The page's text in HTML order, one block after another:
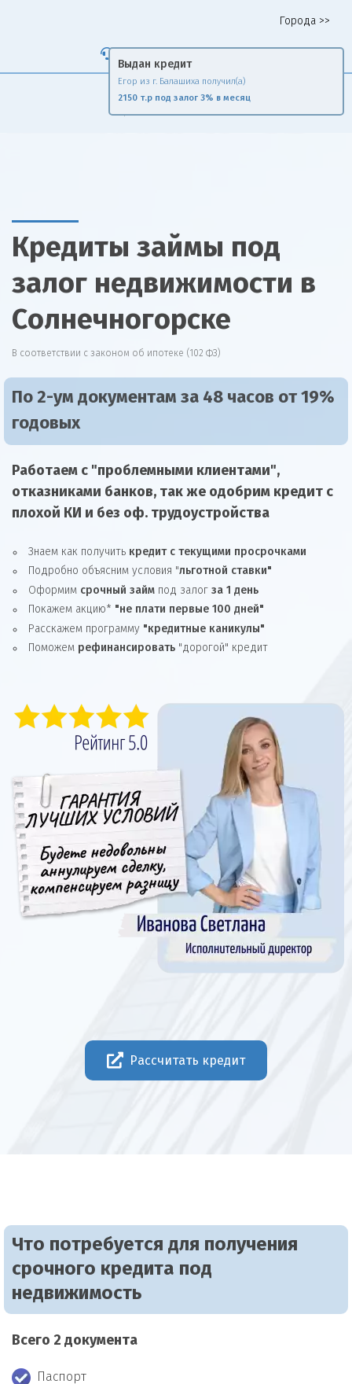
Города >>
Fin Rise
Кредиты займы под
залог недвижимости в
Солнечногорске
В соответствии с законом об ипотеке (102 ФЗ)
По 2-ум документам за 48 часов от 19%
годовых
Работаем с "проблемными клиентами",
отказниками банков, так же одобрим кредит с
плохой КИ и без оф. трудоустройства
Знаем как получить кредит с текущими просрочками
Подробно объясним условия "льготной ставки"
Оформим срочный займ под залог за 1 день
Покажем акцию* "не плати первые 100 дней"
Расскажем программу "кредитные каникулы"
Поможем рефинансировать "дорогой" кредит
Рассчитать кредит
Что потребуется для получения
срочного кредита под
недвижимость
Всего 2 документа
Паспорт
Выдан кредит
Егор из г. Балашиха получил(а)
2150 т.р под залог 3% в месяц